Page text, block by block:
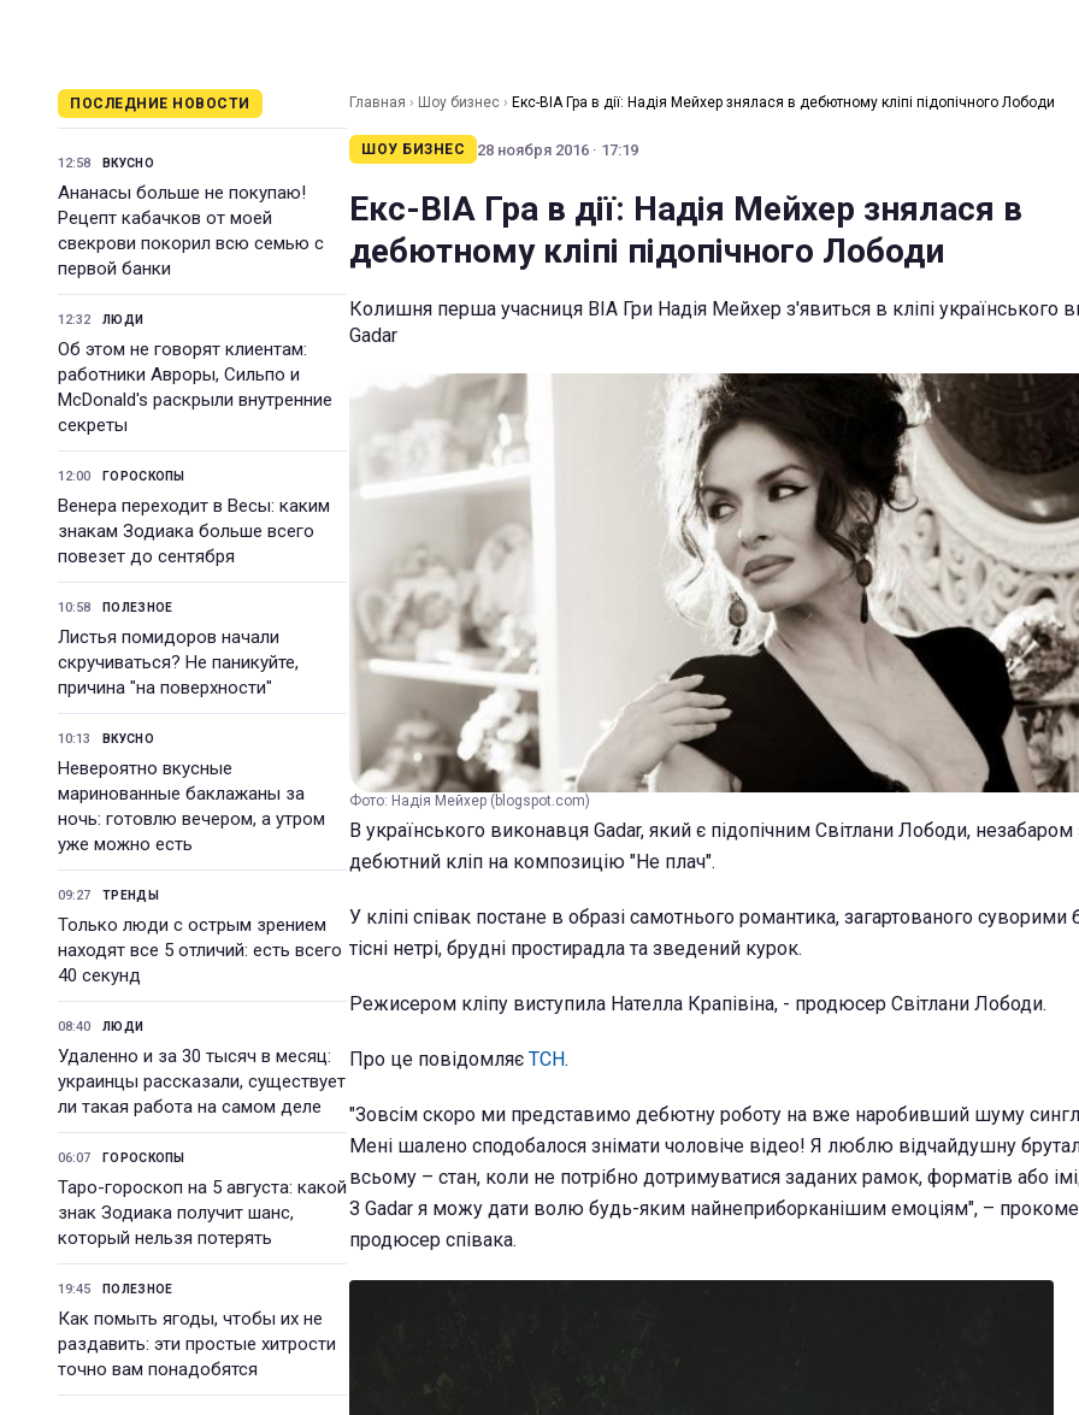
ПОСЛЕДНИЕ НОВОСТИ
12:58 ВКУСНО
Ананасы больше не покупаю!
Рецепт кабачков от моей
свекрови покорил всю семью с
первой банки
12:32 ЛЮДИ
Об этом не говорят клиентам:
работники Авроры, Сильпо и
McDonald's раскрыли внутренние
секреты
12:00 ГОРОСКОПЫ
Венера переходит в Весы: каким
знакам Зодиака больше всего
повезет до сентября
10:58 ПОЛЕЗНОЕ
Листья помидоров начали
скручиваться? Не паникуйте,
причина "на поверхности"
10:13 ВКУСНО
Невероятно вкусные
маринованные баклажаны за
ночь: готовлю вечером, а утром
уже можно есть
09:27 ТРЕНДЫ
Только люди с острым зрением
находят все 5 отличий: есть всего
40 секунд
08:40 ЛЮДИ
Удаленно и за 30 тысяч в месяц:
украинцы рассказали, существует
ли такая работа на самом деле
06:07 ГОРОСКОПЫ
Таро-гороскоп на 5 августа: какой
знак Зодиака получит шанс,
который нельзя потерять
19:45 ПОЛЕЗНОЕ
Как помыть ягоды, чтобы их не
раздавить: эти простые хитрости
точно вам понадобятся
Главная › Шоу бизнес › Екс-ВІА Гра в дії: Надія Мейхер знялася в дебютному кліпі підопічного Лободи
ШОУ БИЗНЕС 28 ноября 2016 · 17:19
Екс-ВІА Гра в дії: Надія Мейхер знялася в
дебютному кліпі підопічного Лободи
Колишня перша учасниця ВІА Гри Надія Мейхер з'явиться в кліпі українського
Gadar
Фото: Надія Мейхер (blogspot.com)
В українського виконавця Gadar, який є підопічним Світлани Лободи, незабаром
дебютний кліп на композицію "Не плач".
У кліпі співак постане в образі самотнього романтика, загартованого
тісні нетрі, брудні простирадла та зведений курок.
Режисером кліпу виступила Нателла Крапівіна, - продюсер Світлани Лободи.
Про це повідомляє ТСН.
"Зовсім скоро ми представимо дебютну роботу на вже наробивший шуму
Мені шалено сподобалося знімати чоловіче відео! Я люблю відчайдушну
всьому – стан, коли не потрібно дотримуватися заданих рамок, форматів або
З Gadar я можу дати волю будь-яким найнеприборканішим емоціям", –
продюсер співака.